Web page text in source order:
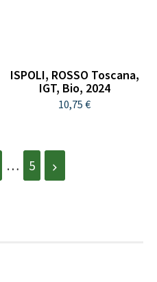
ISPOLI, ROSSO Toscana,
IGT, Bio, 2024
10,75 €
… 5